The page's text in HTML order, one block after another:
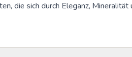
die sich durch Eleganz,